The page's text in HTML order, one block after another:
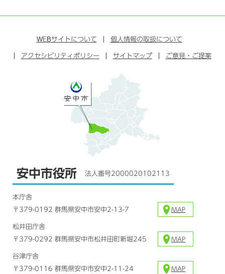
イ
ェ
ス
ッ
イ
タ
ー
ュ
ブ
ン
ラ
WEBサイトについて 個人情報の取扱について
アクセシビリティポリシー サイトマップ ご意見・ご提案
安中市役所 法人番号2000020102113
本庁舎
〒379-0192 群馬県安中市安中2-13-7
MAP
松井田庁舎
〒379-0292 群馬県安中市松井田町新堀245
MAP
谷津庁舎
〒379-0116 群馬県安中市安中2-11-24
MAP